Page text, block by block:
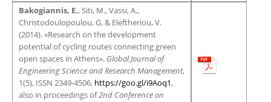
Βakogiannis, E., Siti, M., Vassi, Α.,
Christodoulopoulou, G. & Eleftheriou, V.
(2014). «Research on the development
potential of cycling routes connecting green
open spaces in Athens». Global Journal of
Engineering Science and Research Management,
1(5), ISSN 2349-4506, https://goo.gl/i9Aoq1,
also in proceedings of2nd Conference on